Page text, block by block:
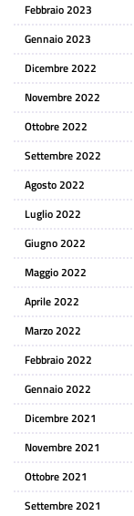
Febbraio 2023
Gennaio 2023
Dicembre 2022
Novembre 2022
Ottobre 2022
Settembre 2022
Agosto 2022
Luglio 2022
Giugno 2022
Maggio 2022
Aprile 2022
Marzo 2022
Febbraio 2022
Gennaio 2022
Dicembre 2021
Novembre 2021
Ottobre 2021
Settembre 2021